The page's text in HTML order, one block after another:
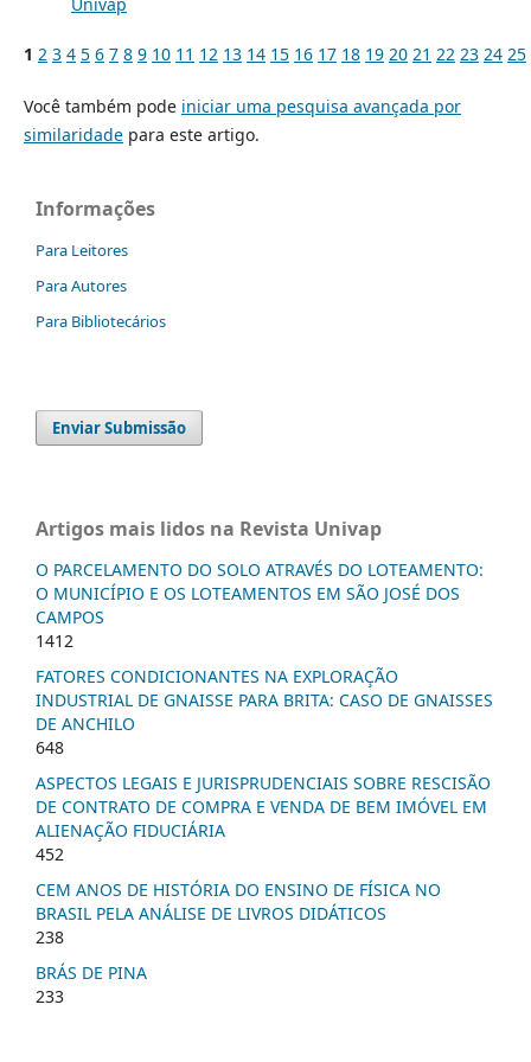
Univap
1 2 3 4 5 6 7 8 9 10 11 12 13 14 15 16 17 18 19 20 21 22 23 24 25
Você também pode iniciar uma pesquisa avançada por
similaridadepara este artigo.
Informações
Para Leitores
Para Autores
Para Bibliotecários
Enviar Submissão
Artigos mais lidos na Revista Univap
O PARCELAMENTO DO SOLO ATRAVÉS DO LOTEAMENTO:
O MUNICÍPIO E OS LOTEAMENTOS EM SÃO JOSÉ DOS
CAMPOS
1412
FATORES CONDICIONANTES NA EXPLORAÇÃO
INDUSTRIAL DE GNAISSE PARA BRITA: CASO DE GNAISSES
DE ANCHILO
648
ASPECTOS LEGAIS E JURISPRUDENCIAIS SOBRE RESCISÃO
DE CONTRATO DE COMPRA E VENDA DE BEM IMÓVEL EM
ALIENAÇÃO FIDUCIÁRIA
452
CEM ANOS DE HISTÓRIA DO ENSINO DE FÍSICA NO
BRASIL PELA ANÁLISE DE LIVROS DIDÁTICOS
238
BRÁS DE PINA
233